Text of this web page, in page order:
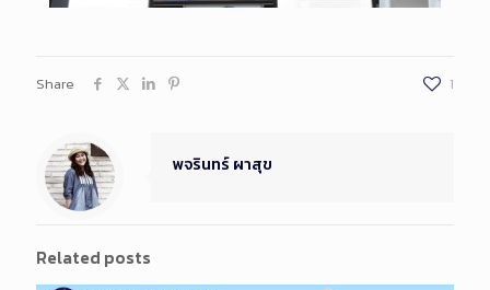
Share 1
พจรินทร์ ผาสุข
Related posts